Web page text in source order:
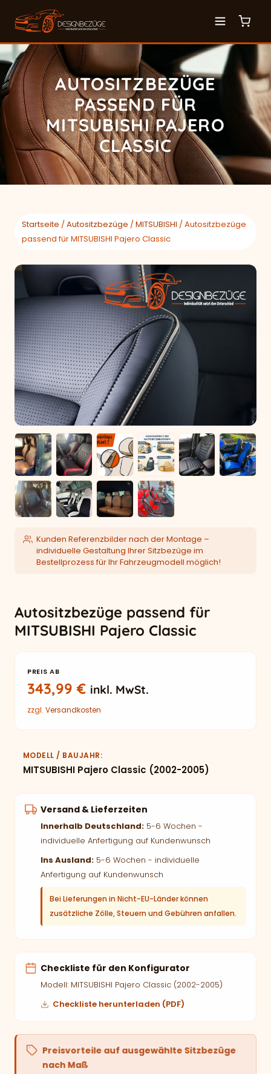
AUTOSITZBEZÜGE
PASSEND FÜR
MITSUBISHI PAJERO
CLASSIC
Startseite /Autositzbezüge /MITSUBISHI / Autositzbezüge
passend für MITSUBISHI Pajero Classic
Kunden Referenzbilder nach der Montage –
individuelle Gestaltung Ihrer Sitzbezüge im
Bestellprozess für Ihr Fahrzeugmodell möglich!
Autositzbezüge passend für
MITSUBISHI Pajero Classic
PREIS AB
343,99€ inkl. MwSt.
zzgl. Versandkosten
MODELL / BAUJAHR
MITSUBISHI Pajero Classic (2002-2005)
Versand & Lieferzeiten
Innerhalb Deutschland: 5-6 Wochen -
individuelle Anfertigung auf Kundenwunsch
Ins Ausland: 5-6 Wochen - individuelle
Anfertigung auf Kundenwunsch
Bei Lieferungen in Nicht-EU-Länder können
zusätzliche Zölle, Steuern und Gebühren anfallen.
Checkliste für den Konfigurator
Modell: MITSUBISHI Pajero Classic (2002-2005)
Checkliste herunterladen (PDF)
Preisvorteile auf ausgewählte Sitzbezüge
nach Maß